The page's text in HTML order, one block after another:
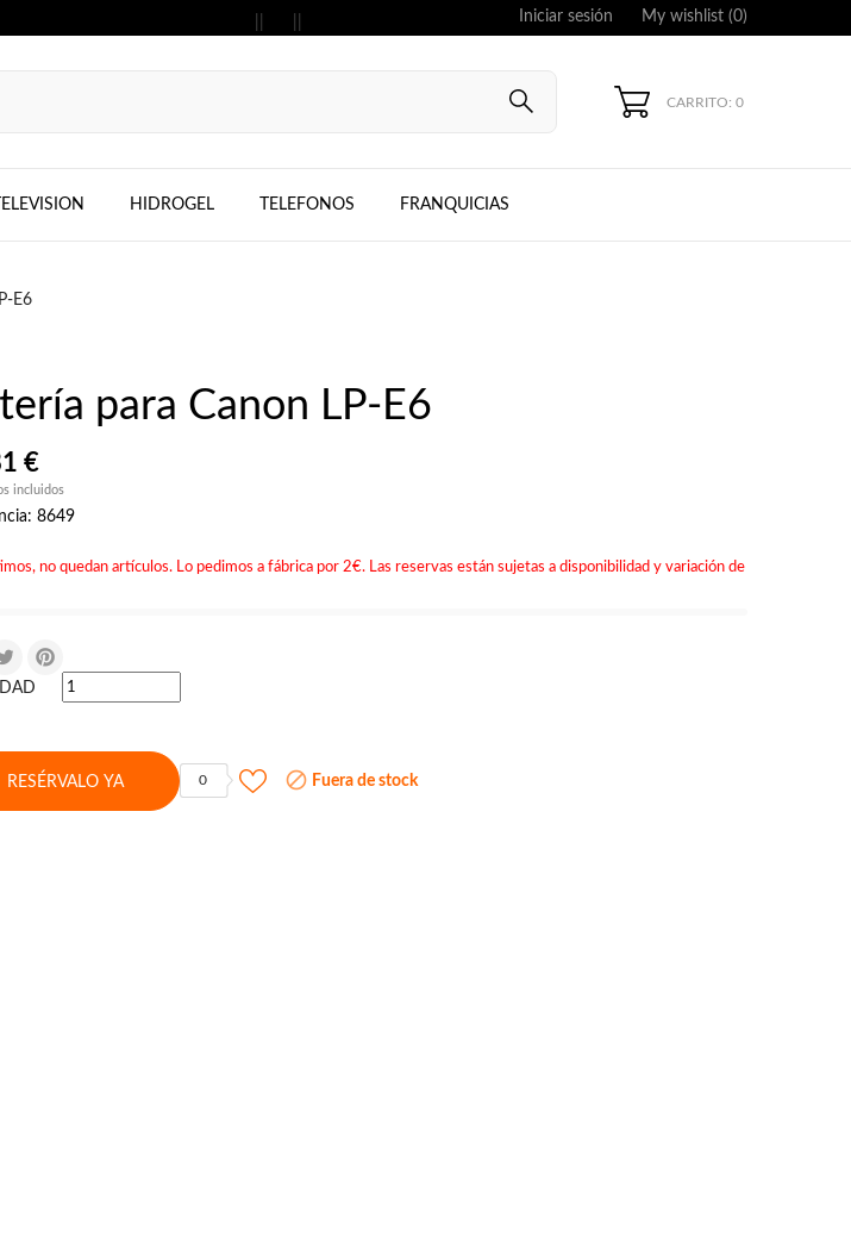
Iniciar sesión My wishlist (0)
CARRITO: 0
TELEVISION HIDROGEL TELEFONOS FRANQUICIAS
E6
para Canon LP-E6
€
incluidos
8649
no quedan artículos. Lo pedimos a fábrica por 2€. Las reservas están sujetas a disponibilidad y variación de
RESÉRVALO YA 0  Fuera de stock